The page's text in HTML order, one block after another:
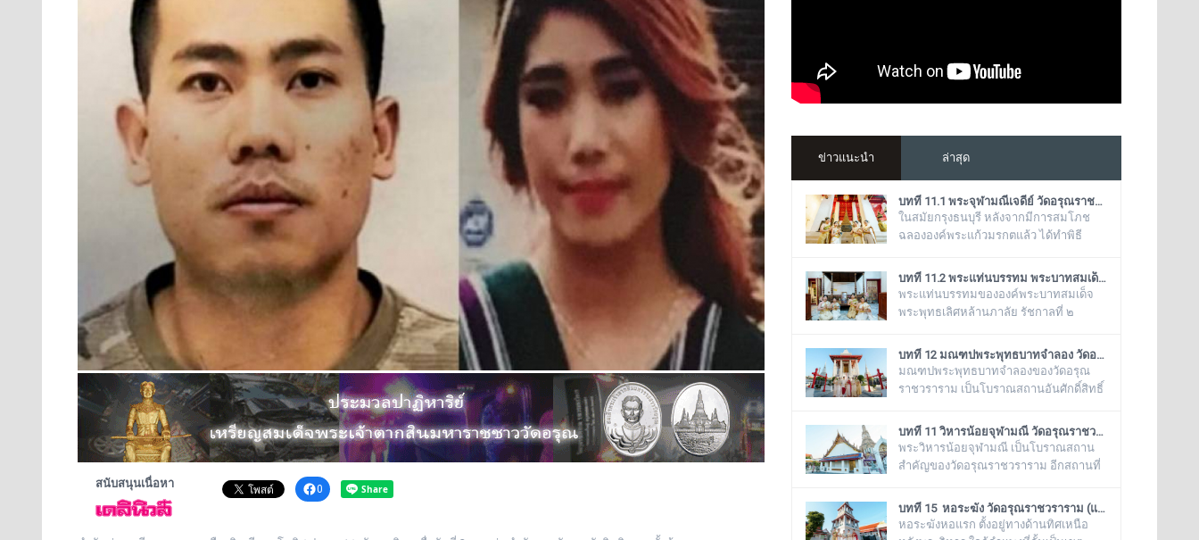
สนับสนุนเนื่อหา 0
ข่าวแนะนำ ล่าสุด
บทที่ 11.1 พระจุฬามณีเจดีย์ วัดอรุณราชวราราม (แอพเดียวเที่ยวทั่ววัดอรุณ)
ในสมัยกรุงธนบุรี หลังจากมีการสมโภช
ฉลององค์พระแก้วมรกตแล้ว ได้ทำพิธี
แห่งนี้ ในสมัยรัชกาลที่ ๕ ยังเรียกพระวิหาร
แห่งนี้ว่า “วิหารพระแก้ว” อยู่ตลอดมา จน
ต่อมาชาวบ้านได้เรียกเพี้ยนกันไปว่า
ราชวราราม ที่ชาวบ้านในละแวกนี้ให้
ความเคารพศรัทธาตั้งแต่ครั้งอดีตกาลจวบ
จนมาถึงยุคปัจ
บทที่ 11.2 พระแท่นบรรทม พระบาทสมเด็จพระพุทธเลิศหล้านภาลัย รัชกาลที่ ๒ วัดอรุณราชวราราม (แอพเดียวเที่ยวทั่ววัดอรุณ)
พระแท่นบรรทมขององค์พระบาทสมเด็จ
พระพุทธเลิศหล้านภาลัย รัชกาลที่ ๒
ราชวราราม เป็นพระแท่นบรรทมเก่าแก่
โบราณที่มีลวดลายแกะสลักงดงาม เป็น
ของดั้งเดิมที่มีอยู่คู่กับวัดอรุณราชวราราม
๒ พระองค์ยังทรงครองพระยศที่ สมเด็จ
พระเจ้าลูกยาเธอ ได้เสด็จมาประทับอยู่ที่
พระราชวังเดิมกรุงธนบุรี
บทที่ 12 มณฑปพระพุทธบาทจำลอง วัดอรุณราชวราราม (แอพเดียวเที่ยวทั่ววัดอรุณ)
มณฑปพระพุทธบาทจำลองของวัดอรุณ
ราชวราราม เป็นโบราณสถานอันศักดิ์สิทธิ์
อรุณราชวรารามและชาวบ้านในละแวกนี้
ตั้งอยู่ระหว่างพระเจดีย์ย่อเหลี่ยมไม้ยี่สิบ ๔
องค์ กับพระวิหารใหญ่วัดอรุณราชวราราม
ฐานทักษิณ ๒ ชั้น สร้างขึ้นในรัชสมัย
พระบาทสมเด็จพระนั่งเกล้าเจ้าอยู่หัว
บทที่ 11 วิหารน้อยจุฬามณี วัดอรุณราชวราราม (แอพเดียวเที่ยวทั่ววัดอรุณ)
พระวิหารน้อยจุฬามณี เป็นโบราณสถาน
สำคัญของวัดอรุณราชวราราม อีกสถานที่
วิหารแห่งนี้ เคยเป็นที่ประดิษฐาน พระพุทธ
มหามณีรัตนปฏิมากร หรือ พระแก้วมรกต
ก่อนจะทำพิธีอัญเชิญ ย้ายไปประดิษฐาน
บทที่ 15 หอระฆัง วัดอรุณราชวราราม (แอพเดียวเที่ยวทั่ววัดอรุณ)
หอระฆังหอแรก ตั้งอยู่ทางด้านทิศเหนือ